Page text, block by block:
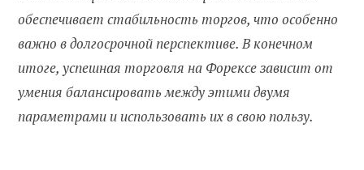
обеспечивает стабильность торгов, что особенно
важно в долгосрочной перспективе. В конечном
итоге, успешная торговля на Форексе зависит от
умения балансировать между этими двумя
параметрами и использовать их в свою пользу.